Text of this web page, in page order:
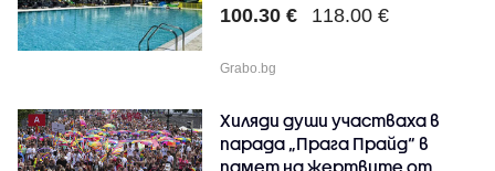
100.30 € 118.00 €
Grabo.bg
Хиляди души участваха в
парада „Прага Прайд“ в
памет на жертвите от